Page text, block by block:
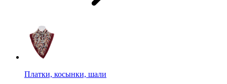
Платки, косынки, шали